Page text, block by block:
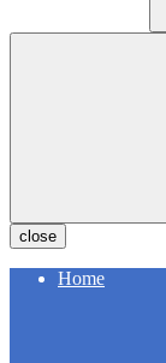
close
Home